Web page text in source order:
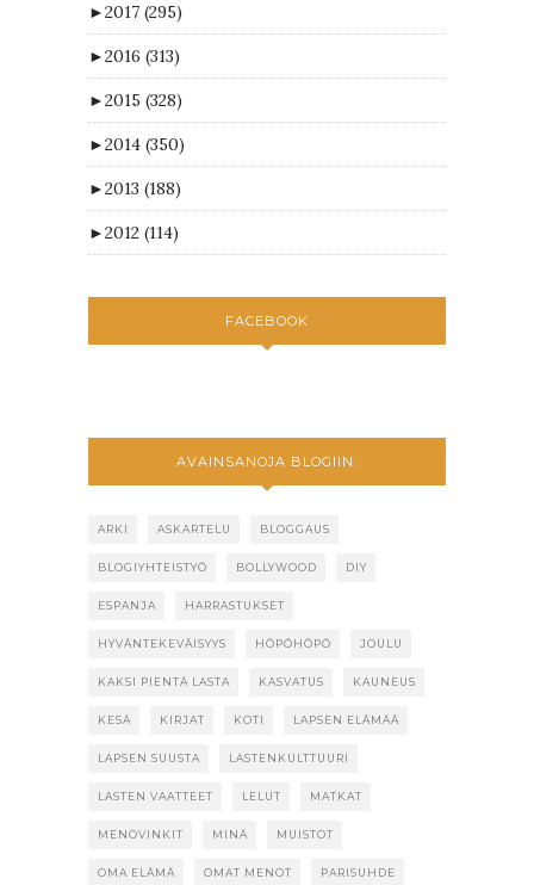
►2017 (295)
►2016 (313)
►2015 (328)
►2014 (350)
►2013 (188)
►2012 (114)
FACEBOOK
AVAINSANOJA BLOGIIN:
ARKI ASKARTELU BLOGGAUS
BLOGIYHTEISTYÖ BOLLYWOOD DIY
ESPANJA HARRASTUKSET
HYVÄNTEKEVÄISYYS HÖPÖHÖPÖ JOULU
KAKSI PIENTÄ LASTA KASVATUS KAUNEUS
KESÄ KIRJAT KOTI LAPSEN ELÄMÄÄ
LAPSEN SUUSTA LASTENKULTTUURI
LASTEN VAATTEET LELUT MATKAT
MENOVINKIT MINÄ MUISTOT
OMA ELÄMÄ OMAT MENOT PARISUHDE